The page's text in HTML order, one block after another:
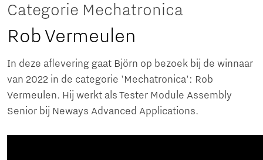
Categorie Mechatronica
Rob Vermeulen
In deze aflevering gaat Björn op bezoek bij de winnaar
van 2022 in de categorie 'Mechatronica': Rob
Vermeulen. Hij werkt als Tester Module Assembly
Senior bij Neways Advanced Applications.